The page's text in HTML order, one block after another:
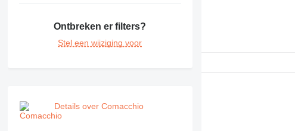
Ontbreken er filters?
Stel een wijziging voor
Details over Comacchio